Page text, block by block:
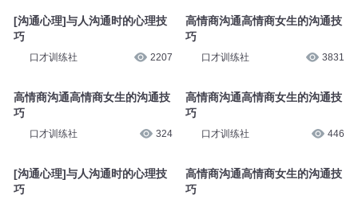
[沟通心理]与人沟通时的心理技
巧
口才训练社 2207
高情商沟通高情商女生的沟通技
巧
口才训练社 324
[沟通心理]与人沟通时的心理技
巧
高情商沟通高情商女生的沟通技
巧
口才训练社 3831
高情商沟通高情商女生的沟通技
巧
口才训练社 446
高情商沟通高情商女生的沟通技
巧